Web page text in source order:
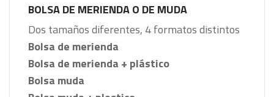
BOLSA DE MERIENDA O DE MUDA
Dos tamaños diferentes, 4 formatos distintos
Bolsa de merienda
Bolsa de merienda + plástico
Bolsa muda